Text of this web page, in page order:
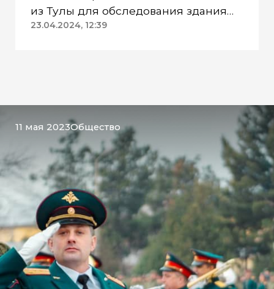
из Тулы для обследования здания
ДК «Геолог»
23.04.2024, 12:39
11 мая 2023Общество